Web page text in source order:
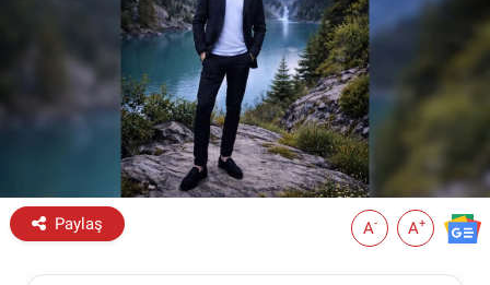
Paylaş A- A+
Eskişehir Hava Durumu
Eskişehir Tramvay Saatleri
Eskişehir Otobüs Saatleri